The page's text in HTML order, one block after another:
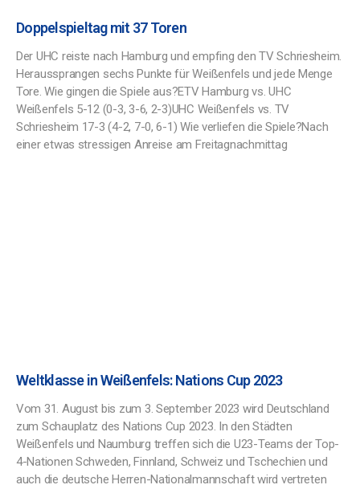
Doppelspieltag mit 37 Toren
Der UHC reiste nach Hamburg und empfing den TV Schriesheim.
Heraussprangen sechs Punkte für Weißenfels und jede Menge
Tore. Wie gingen die Spiele aus?ETV Hamburg vs. UHC
Weißenfels 5-12 (0-3, 3-6, 2-3)UHC Weißenfels vs. TV
Schriesheim 17-3 (4-2, 7-0, 6-1) Wie verliefen die Spiele?Nach
einer etwas stressigen Anreise am Freitagnachmittag
Weltklasse in Weißenfels: Nations Cup 2023
Vom 31. August bis zum 3. September 2023 wird Deutschland
zum Schauplatz des Nations Cup 2023. In den Städten
Weißenfels und Naumburg treffen sich die U23-Teams der Top-
4-Nationen Schweden, Finnland, Schweiz und Tschechien und
auch die deutsche Herren-Nationalmannschaft wird vertreten